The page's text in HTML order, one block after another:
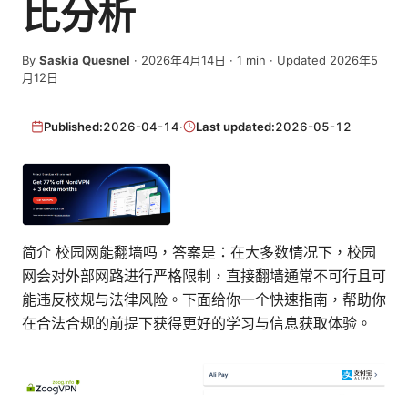
比分析
By Saskia Quesnel · 2026年4月14日 · 1 min · Updated 2026年5
月12日
Published:2026-04-14· Last updated:2026-05-12
简介 校园网能翻墙吗，答案是：在大多数情况下，校园
网会对外部网路进行严格限制，直接翻墙通常不可行且可
能违反校规与法律风险。下面给你一个快速指南，帮助你
在合法合规的前提下获得更好的学习与信息获取体验。